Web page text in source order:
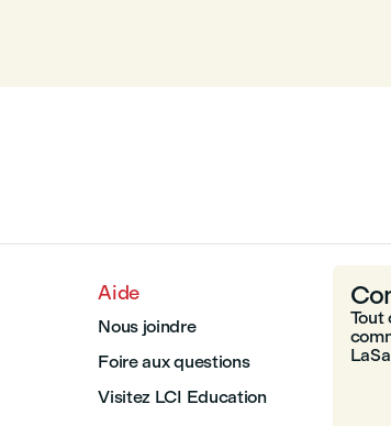
Aide
Nous joindre
Foire aux questions
Visitez LCI Education
Tout